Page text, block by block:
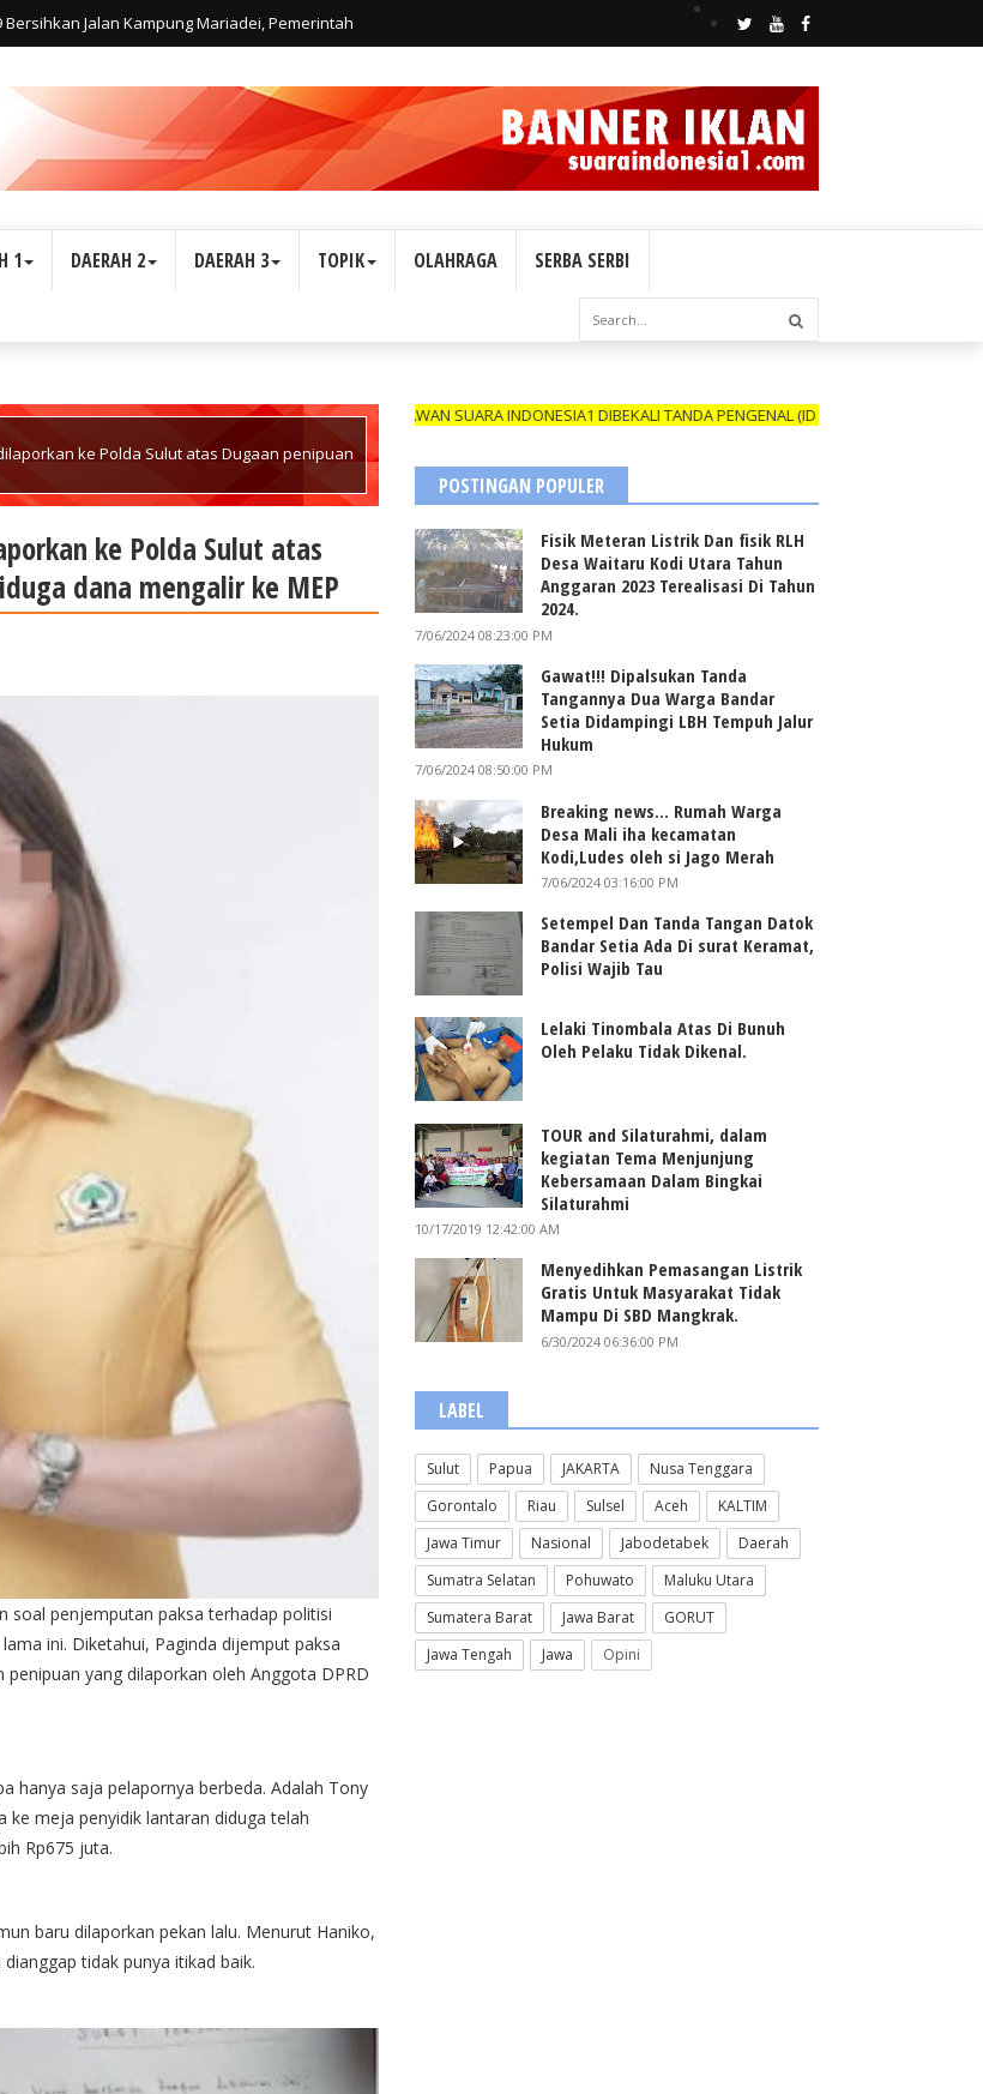
Jalan Kampung Mariadei, Pemerintah
1 DAERAH 2 DAERAH 3 TOPIK OLAHRAGA SERBA SERBI
ke Polda Sulut atas Dugaan penipuan
ke Polda Sulut atas
dana mengalir ke MEP
soal penjemputan paksa terhadap politisi
ini. Diketahui, Paginda dijemput paksa
yang dilaporkan oleh Anggota DPRD
hanya saja pelapornya berbeda. Adalah Tony
ke meja penyidik lantaran diduga telah
Rp675 juta.
baru dilaporkan pekan lalu. Menurut Haniko,
tidak punya itikad baik.
WARTAWAN SUARA INDONESIA1 DIBEKALI TANDA PENGENAL (ID CARD) YANG MASIH BERLAKU
POSTINGAN POPULER
Fisik Meteran Listrik Dan fisik RLH
Desa Waitaru Kodi Utara Tahun
Anggaran 2023 Terealisasi Di Tahun
2024.
7/06/2024 08:23:00 PM
Gawat!!! Dipalsukan Tanda
Tangannya Dua Warga Bandar
Setia Didampingi LBH Tempuh Jalur
Hukum
7/06/2024 08:50:00 PM
Breaking news... Rumah Warga
Desa Mali iha kecamatan
Kodi,Ludes oleh si Jago Merah
7/06/2024 03:16:00 PM
Setempel Dan Tanda Tangan Datok
Bandar Setia Ada Di surat Keramat,
Polisi Wajib Tau
Lelaki Tinombala Atas Di Bunuh
Oleh Pelaku Tidak Dikenal.
TOUR and Silaturahmi, dalam
kegiatan Tema Menjunjung
Kebersamaan Dalam Bingkai
Silaturahmi
10/17/2019 12:42:00 AM
Menyedihkan Pemasangan Listrik
Gratis Untuk Masyarakat Tidak
Mampu Di SBD Mangkrak.
6/30/2024 06:36:00 PM
LABEL
Sulut Papua JAKARTA
Nusa Tenggara
Gorontalo
Riau Sulsel Aceh
KALTIM
Jawa Timur
Nasional Jabodetabek
Daerah
Sumatra Selatan
Pohuwato
Maluku Utara
Sumatera Barat
Jawa Barat
GORUT
Jawa Tengah
Jawa Opini